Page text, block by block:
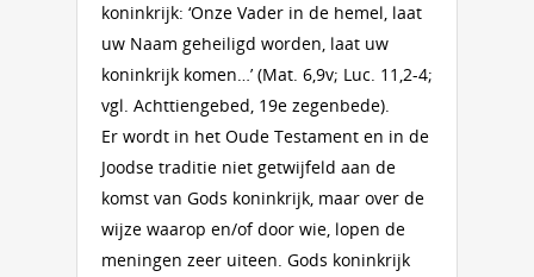
koninkrijk: ‘Onze Vader in de hemel, laat
uw Naam geheiligd worden, laat uw
koninkrijk komen…’ (Mat. 6,9v; Luc. 11,2-4;
vgl. Achttiengebed, 19e zegenbede).
Er wordt in het Oude Testament en in de
Joodse traditie niet getwijfeld aan de
komst van Gods koninkrijk, maar over de
wijze waarop en/of door wie, lopen de
meningen zeer uiteen. Gods koninkrijk